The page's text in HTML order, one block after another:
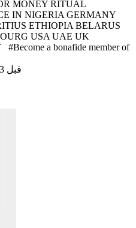
MONEY RITUAL
IN NIGERIA GERMANY
ETHIOPIA BELARUS
USA UAE UK
a bonafide member of
قبل 3 أشهر